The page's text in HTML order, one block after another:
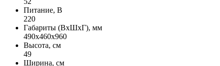
Питание, В
220
Габариты (ВхШхГ), мм
490х460х960
Высота, см
49
Ширина, см